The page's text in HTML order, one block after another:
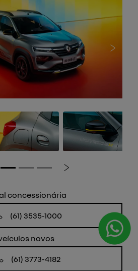
Próximo
concessionária
(61) 3535-1000
novos
(61) 3773-4182